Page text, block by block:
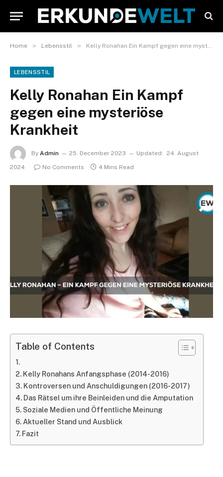
Home » Lebensstil » Kelly Ronahan Ein Kampf gegen eine mysteriöse Krankheit
LEBENSSTIL
Kelly Ronahan Ein Kampf
gegen eine mysteriöse
Krankheit
By Admin 25. December 2023 Updated: 24. August
2024
No Comments 4 Mins Read
Table of Contents
Kelly Ronahans Anfangsphase (2014-2016)
Kontroversen und Anschuldigungen (2016-2017)
Das Rätsel um ihre Beinleiden und die Amputation
Soziale Medien und Öffentliche Meinung
Aktueller Stand und Ausblick
Fazit